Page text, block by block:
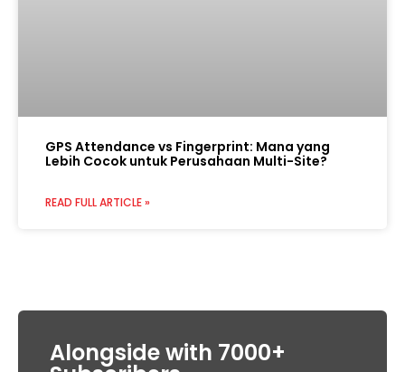
GPS Attendance vs Fingerprint: Mana yang
Lebih Cocok untuk Perusahaan Multi-Site?
READ FULL ARTICLE »
Alongside with 7000+